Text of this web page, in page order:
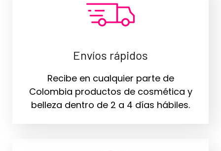
Envíos rápidos
Recibe en cualquier parte de
Colombia productos de cosmética y
belleza dentro de 2 a 4 días hábiles.